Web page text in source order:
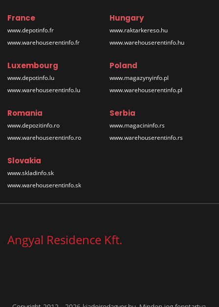
France
www.depotinfo.fr
www.warehouserentinfo.fr
Hungary
www.raktarkereso.hu
www.warehouserentinfo.hu
Luxembourg
www.depotinfo.lu
www.warehouserentinfo.lu
Poland
www.magazynyinfo.pl
www.warehouserentinfo.pl
Romania
www.depozitinfo.ro
www.warehouserentinfo.ro
Serbia
www.magacininfo.rs
www.warehouserentinfo.rs
Slovakia
www.skladinfo.sk
www.warehouserentinfo.sk
Angyal Residence Kft.